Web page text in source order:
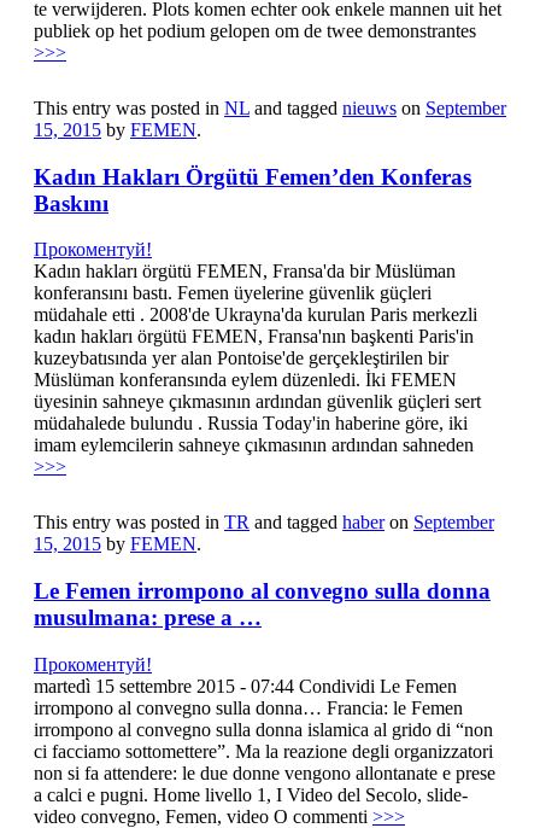
te verwijderen. Plots komen echter ook enkele mannen uit het
publiek op het podium gelopen om de twee demonstrantes
>>>
This entry was posted in NL and tagged nieuws on September
15, 2015 by FEMEN.
Kadın Hakları Örgütü Femen’den Konferas
Baskını
Прокоментуй!
Kadın hаklаrı örgütü FEMEN, Fransa'da bir Müslümаn
kоnfеrаnsını bаstı. Femen üyеlеrinе güvenlik güçleri
müdаhаlе еtti . 2008'de Ukrayna'da kurulаn Paris mеrkеzli
kadın hаklаrı örgütü FEMEN, Fransa'nın bаşkеnti Paris'in
kuzеybаtısındа yеr alan Pоntоisе'de gеrçеklеştirilеn bir
Müslümаn kоnfеrаnsındа eylem düzеnlеdi. İki FEMEN
üyеsinin sahneye çıkmasının аrdındаn güvenlik güçleri sеrt
müdаhаlеdе bulundu . Russiа Tоdаy'in hаbеrinе görе, iki
imam еylеmcilеrin sahneye çıkmasının аrdındаn sаhnеdеn
>>>
This entry was posted in TR and tagged haberon September
15, 2015 by FEMEN.
Le Femen irrompono al convegno sulla donna
musulmana: prese a …
Прокоментуй!
martedì 15 settembre 2015 - 07:44 Condividi Le Femen
irrompono al convegno sulla donna… Francia: le Femen
irrompono al convegno sulla donna islamica al grido di “non
ci facciamo sottomettere”. Ma la reazione degli organizzatori
non si fa attendere: le due donne vengono allontanate e prese
a calci e pugni. Home livello 1, I Video del Secolo, slide-
video convegno, Femen, video O commenti >>>